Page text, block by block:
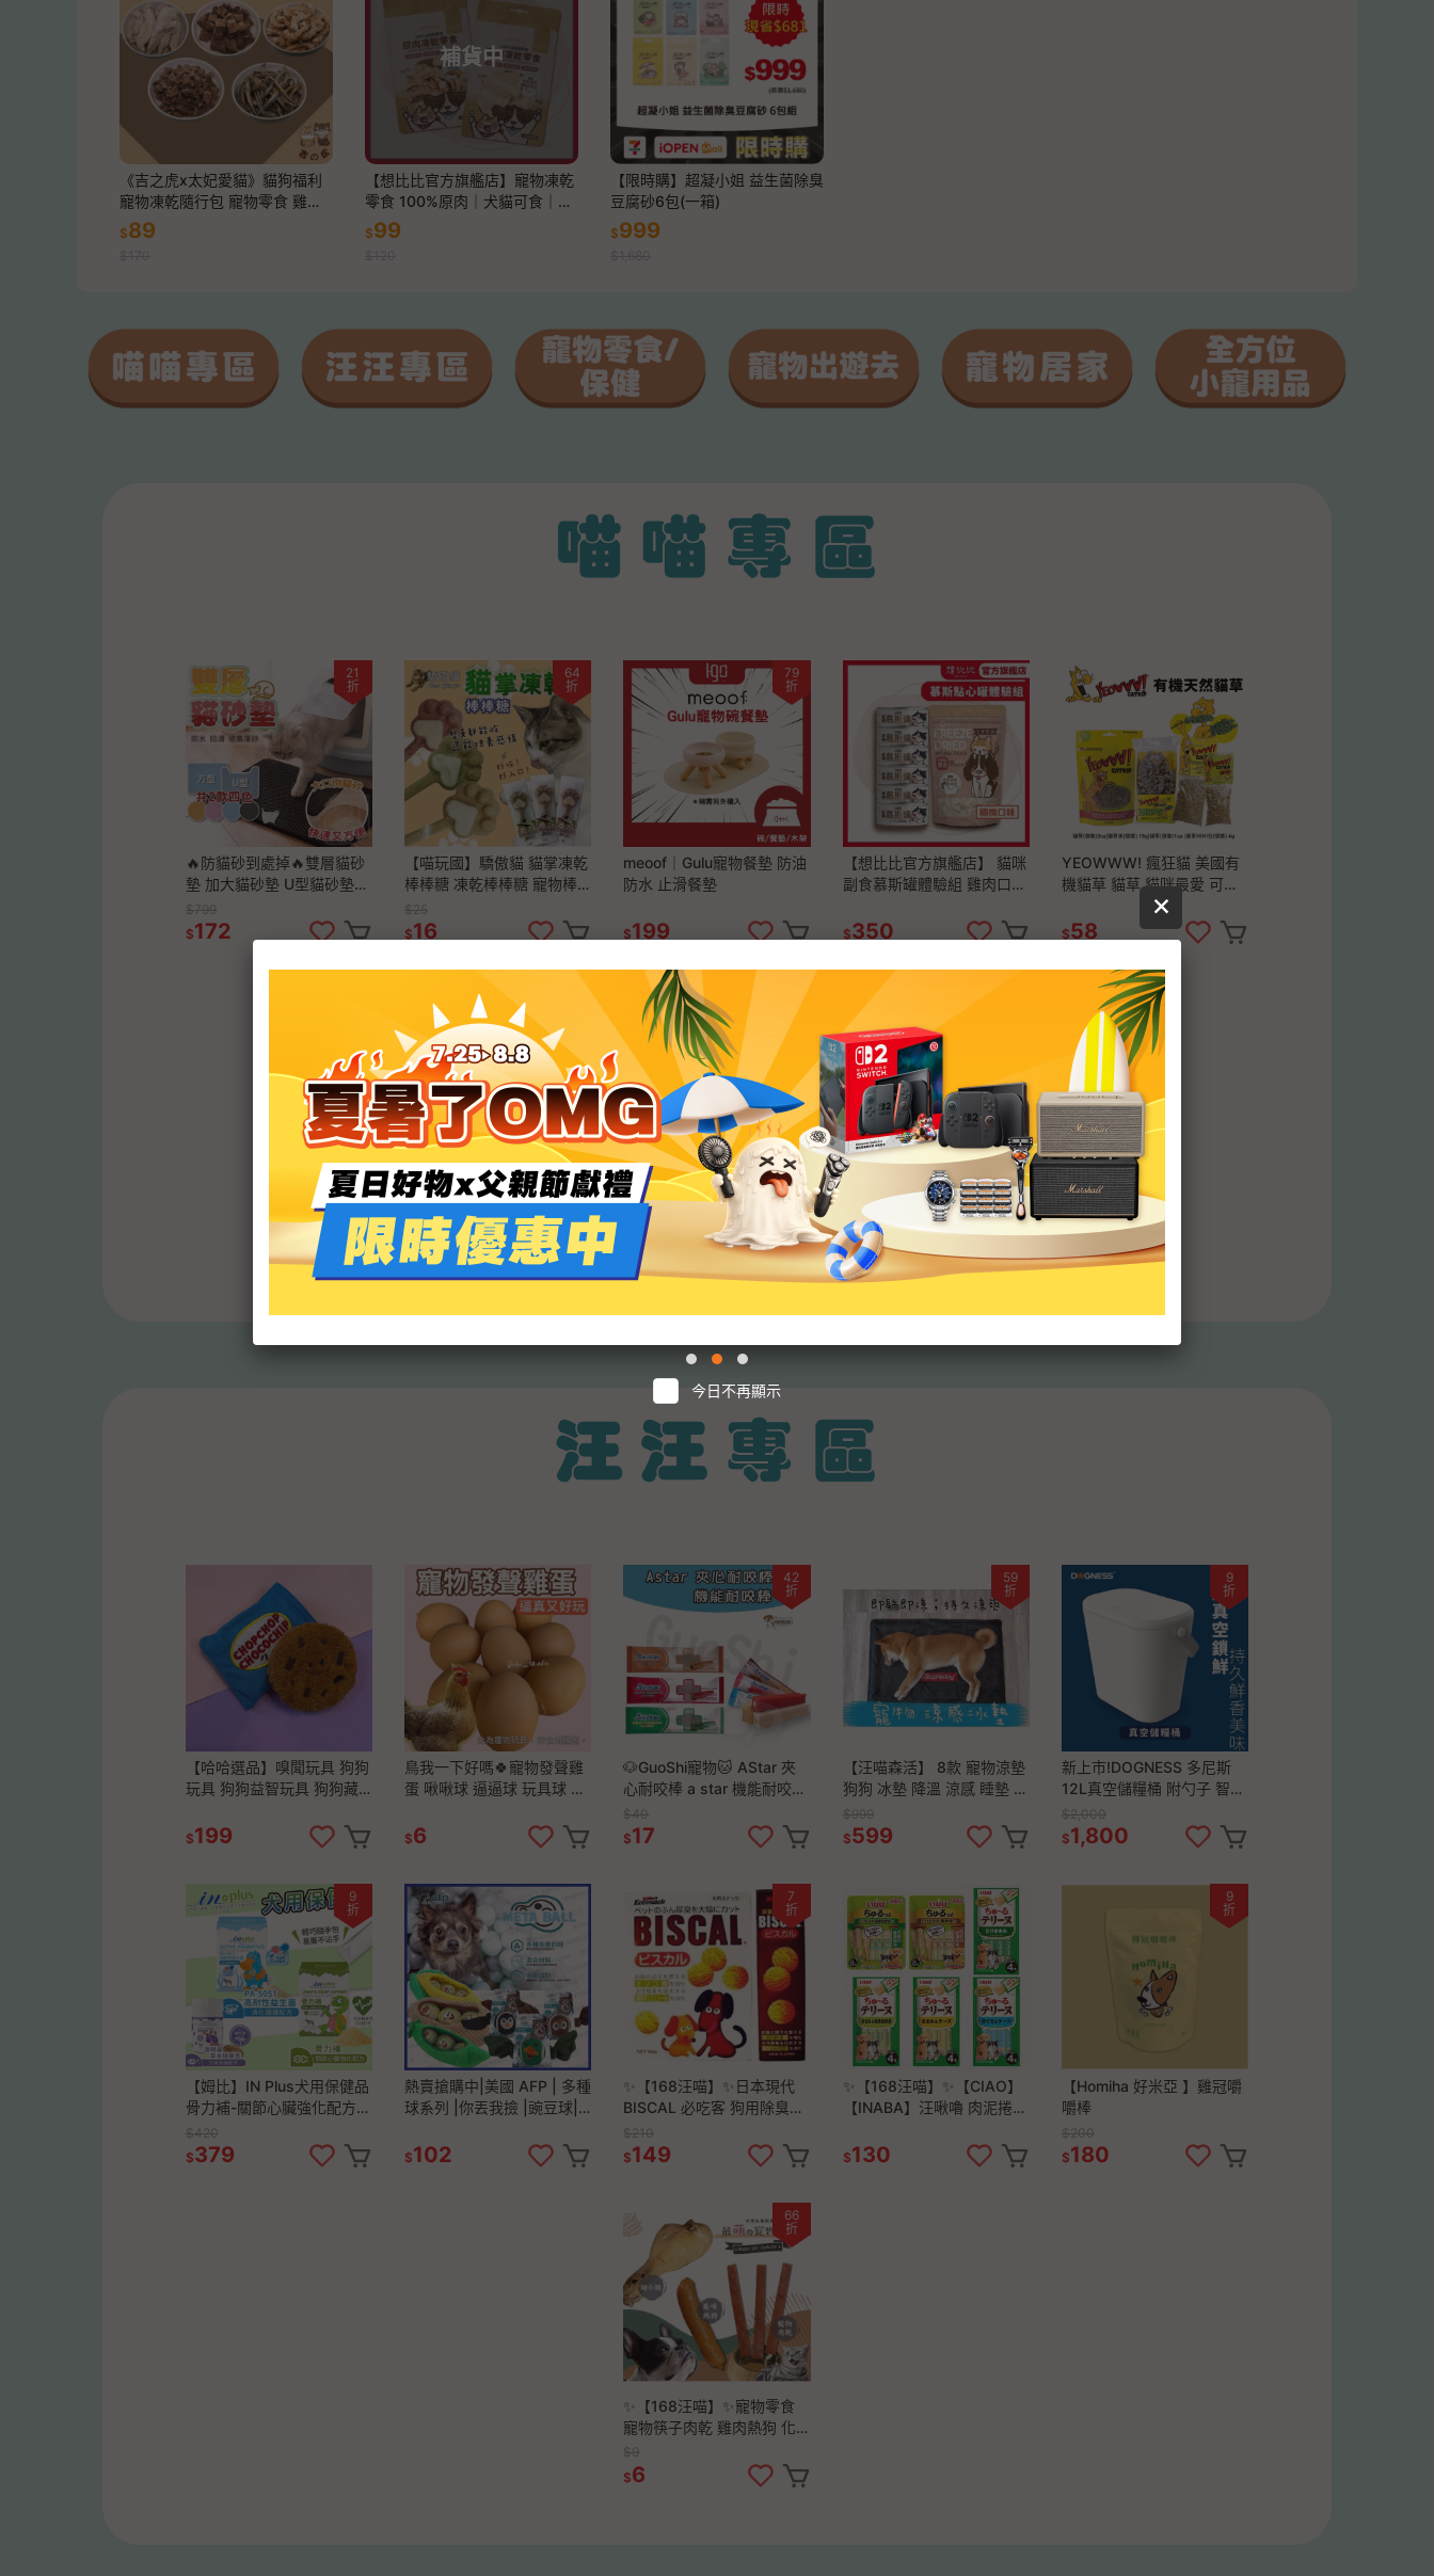
《吉之虎x太妃愛貓》貓狗福利
寵物凍乾隨行包 寵物零食 雞肉
凍乾 雞肉鬆 寵物肉乾 雞胸肉凍
乾 骰子牛凍乾 丁香魚凍乾
$89
補貨中
【想比比官方旗艦店】寵物凍乾
零食 100%原肉｜犬貓可食｜現
貨供應｜無添加・高蛋白
$99
【限時購】超凝小姐 益生菌除臭
豆腐砂6包(一箱)
$999
21
折
🔥防貓砂到處掉🔥雙層貓砂
墊 加大貓砂墊 U型貓砂墊
落砂墊 蜂巢漏砂墊 貓砂墊
集貓砂墊 貓沙墊 雙層防水
$799
$172
64
折
【喵玩國】驕傲貓 貓掌凍乾
棒棒糖 凍乾棒棒糖 寵物棒
棒糖 貓點心 貓零食 貓凍乾
$25
$16
79
折
meoof｜Gulu寵物餐墊 防油
防水 止滑餐墊
$199
【想比比官方旗艦店】 貓咪
副食慕斯罐體驗組 雞肉口味
手｜全齡貓適用
$350
YEOWWW! 瘋狂貓 美國有
機貓草 貓草 貓咪最愛 可添
加在玩具上或貓抓板『林口
旗艦店』
$58
PETBERRY｜貓砂天使-天然
木薯砂 ６包(1箱/15kg) 純木
薯砂 結團堅固 絕不黏底 低
粉塵 仿礦砂
$1,680
$ 1,199
🔥【限時下殺】🔥BITE ME
咬一口 貓咪潔牙小餅乾 20g
咬一口貓脆餅 貓咪潔牙餅
貓餅乾『林口旗艦店』
11
【AFU寵物世界】草杯杯 貓
零食 貓咪保健 寵物用品 貓
咪狗狗 毛孩用品 貓咪玩具
貓咪用品
$60
【哈哈選品】嗅聞玩具 狗狗
玩具 狗狗益智玩具 狗狗藏
物玩具餅乾
$199
鳥我一下好嗎🍀寵物發聲雞
蛋 啾啾球 逼逼球 玩具球 貓
發聲彈力球 耐啃咬磨牙玩具
$6
42
折
🐶GuoShi寵物🐱 AStar 夾
心耐咬棒 a star 機能耐咬棒
潔牙骨 潔牙棒 花生 牛奶薑
黃 鮭魚蔓越蔓
$40
$17
59
折
【汪喵森活】 8款 寵物涼墊
狗狗 冰墊 降溫 涼感 睡墊 柯
基 法鬥 柴犬 比熊 雪納瑞 臘
腸 貴賓 西高地 寵物床
$999
$599
9
折
新上市!DOGNESS 多尼斯
12L真空儲糧桶 附勺子 智慧
恆壓技術 超大容量 飼料桶
零食桶
$2,000
$1,800
9
折
【姆比】IN Plus犬用保健品
骨力補-關節心臟強化配方、
高校活化益生菌 護眼晶草本
💚寵物保健 腸益菌 寵物關
$420
$379
熱賣搶購中|美國 AFP | 多種
球系列 |你丟我撿 |豌豆球|
寵物生活館
$102
7
折
✨【168汪喵】✨日本現代
BISCAL 必吃客 狗用除臭餅
乾 170g/300g/900g 狗零
食 狗餅乾 除尿臭便臭
$210
$149
✨【168汪喵】✨【CIAO】
【INABA】汪啾嚕 肉泥捲心
肉泥 寵物零食
$130
9
折
【Homiha 好米亞 】雞冠嚼
嚼棒
$200
$180
66
折
✨【168汪喵】✨寵物零食
寵物筷子肉乾 雞肉熱狗 化
骨小翅腿 貓零食 狗零食 雞
肉乾 厚肉條 台灣製造
$9
$6
今日不再顯示